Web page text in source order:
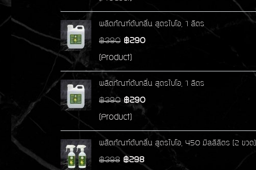
ผลิตภัณฑ์ดับกลิ่น สูตรไบโอ, 1 ลิตร
฿390 ฿290
(Product)
ผลิตภัณฑ์ดับกลิ่น สูตรไบโอ, 1 ลิตร
฿390 ฿290
(Product)
ผลิตภัณฑ์ดับกลิ่น สูตรไบโอ, 450 มิลลิลิตร (2 ขวด)
฿398 ฿298